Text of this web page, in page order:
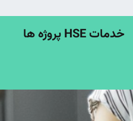
خدمات HSE پروژه ها